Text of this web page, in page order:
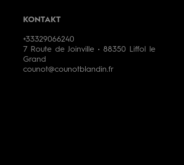
KONTAKT
+33329066240
7 Route de Joinville • 88350 Liffol le
Grand
counot@counotblandin.fr